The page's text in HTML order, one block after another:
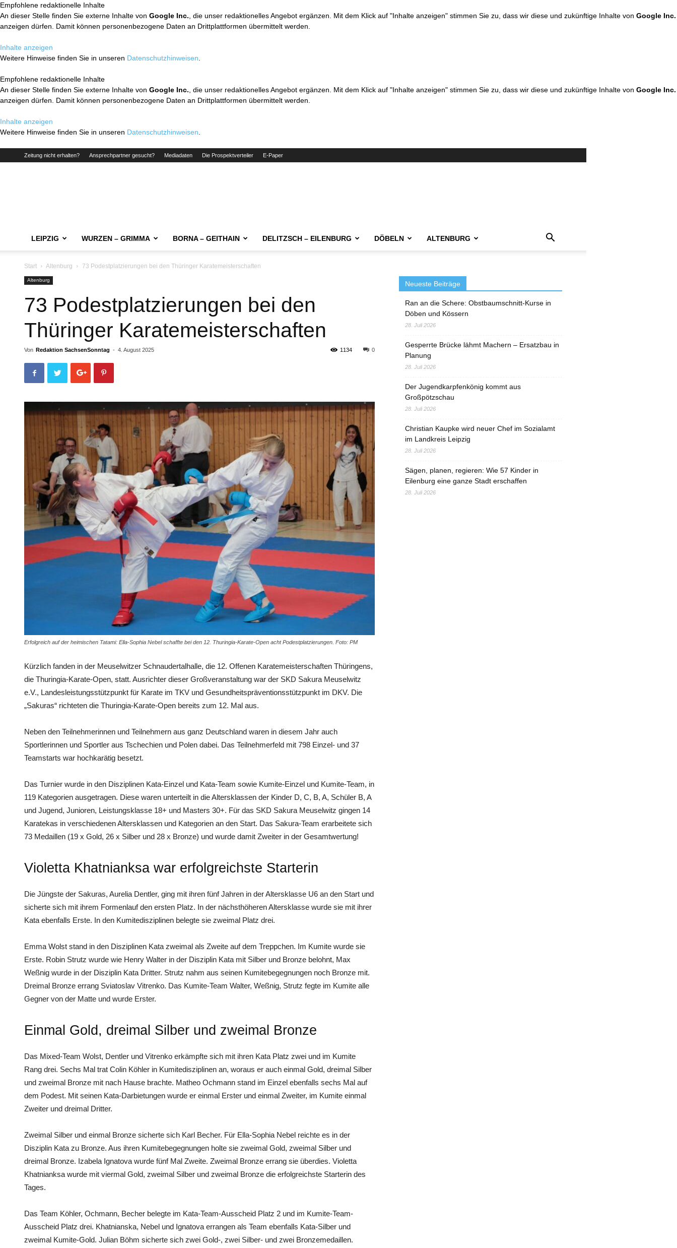
Empfohlene redaktionelle Inhalte
An dieser Stelle finden Sie externe Inhalte von Google Inc. , die unser redaktionelles Angebot ergänzen. Mit dem Klick auf "Inhalte anzeigen" stimmen Sie zu, dass wir diese und zukünftige Inhalte von Google Inc.
anzeigen dürfen. Damit können personenbezogene Daten an Drittplattformen übermittelt werden.
Inhalte anzeigen
Weitere Hinweise finden Sie in unseren Datenschutzhinweisen
Empfohlene redaktionelle Inhalte
An dieser Stelle finden Sie externe Inhalte von Google Inc. , die unser redaktionelles Angebot ergänzen. Mit dem Klick auf "Inhalte anzeigen" stimmen Sie zu, dass wir diese und zukünftige Inhalte von Google Inc.
anzeigen dürfen. Damit können personenbezogene Daten an Drittplattformen übermittelt werden.
Inhalte anzeigen
Weitere Hinweise finden Sie in unseren Datenschutzhinweisen
Zeitung nicht erhalten? Ansprechpartner gesucht? Mediadaten Die Prospektverteiler E-Paper
LEIPZIG WURZEN – GRIMMA BORNA – GEITHAIN DELITZSCH – EILENBURG DÖBELN ALTENBURG
Start Altenburg 73 Podestplatzierungen bei den Thüringer Karatemeisterschaften
Altenburg
73 Podestplatzierungen bei den
Thüringer Karatemeisterschaften
Von Redaktion SachsenSonntag - 4. August 2025 0
1134
Erfolgreich auf der heimischen Tatami: Ella-Sophia Nebel schaffte bei den 12. Thuringia-Karate-Open acht Podestplatzierungen. Foto: PM
Kürzlich fanden in der Meuselwitzer Schnaudertalhalle, die 12. Offenen Karatemeisterschaften Thüringens,
die Thuringia-Karate-Open, statt. Ausrichter dieser Großveranstaltung war der SKD Sakura Meuselwitz
e.V., Landesleistungsstützpunkt für Karate im TKV und Gesundheitspräventionsstützpunkt im DKV. Die
„Sakuras“ richteten die Thuringia-Karate-Open bereits zum 12. Mal aus.
Neben den Teilnehmerinnen und Teilnehmern aus ganz Deutschland waren in diesem Jahr auch
Sportlerinnen und Sportler aus Tschechien und Polen dabei. Das Teilnehmerfeld mit 798 Einzel- und 37
Teamstarts war hochkarätig besetzt.
Das Turnier wurde in den Disziplinen Kata-Einzel und Kata-Team sowie Kumite-Einzel und Kumite-Team, in
119 Kategorien ausgetragen. Diese waren unterteilt in die Altersklassen der Kinder D, C, B, A, Schüler B, A
und Jugend, Junioren, Leistungsklasse 18+ und Masters 30+. Für das SKD Sakura Meuselwitz gingen 14
Karatekas in verschiedenen Altersklassen und Kategorien an den Start. Das Sakura-Team erarbeitete sich
73 Medaillen (19 x Gold, 26 x Silber und 28 x Bronze) und wurde damit Zweiter in der Gesamtwertung!
Violetta Khatnianksa war erfolgreichste Starterin
Die Jüngste der Sakuras, Aurelia Dentler, ging mit ihren fünf Jahren in der Altersklasse U6 an den Start und
sicherte sich mit ihrem Formenlauf den ersten Platz. In der nächsthöheren Altersklasse wurde sie mit ihrer
Kata ebenfalls Erste. In den Kumitedisziplinen belegte sie zweimal Platz drei.
Emma Wolst stand in den Disziplinen Kata zweimal als Zweite auf dem Treppchen. Im Kumite wurde sie
Erste. Robin Strutz wurde wie Henry Walter in der Disziplin Kata mit Silber und Bronze belohnt, Max
Weßnig wurde in der Disziplin Kata Dritter. Strutz nahm aus seinen Kumitebegegnungen noch Bronze mit.
Dreimal Bronze errang Sviatoslav Vitrenko. Das Kumite-Team Walter, Weßnig, Strutz fegte im Kumite alle
Gegner von der Matte und wurde Erster.
Einmal Gold, dreimal Silber und zweimal Bronze
Das Mixed-Team Wolst, Dentler und Vitrenko erkämpfte sich mit ihren Kata Platz zwei und im Kumite
Rang drei. Sechs Mal trat Colin Köhler in Kumitedisziplinen an, woraus er auch einmal Gold, dreimal Silber
und zweimal Bronze mit nach Hause brachte. Matheo Ochmann stand im Einzel ebenfalls sechs Mal auf
dem Podest. Mit seinen Kata-Darbietungen wurde er einmal Erster und einmal Zweiter, im Kumite einmal
Zweiter und dreimal Dritter.
Zweimal Silber und einmal Bronze sicherte sich Karl Becher. Für Ella-Sophia Nebel reichte es in der
Disziplin Kata zu Bronze. Aus ihren Kumitebegegnungen holte sie zweimal Gold, zweimal Silber und
dreimal Bronze. Izabela Ignatova wurde fünf Mal Zweite. Zweimal Bronze errang sie überdies. Violetta
Khatnianksa wurde mit viermal Gold, zweimal Silber und zweimal Bronze die erfolgreichste Starterin des
Tages.
Das Team Köhler, Ochmann, Becher belegte im Kata-Team-Ausscheid Platz 2 und im Kumite-Team-
Ausscheid Platz drei. Khatnianska, Nebel und Ignatova errangen als Team ebenfalls Kata-Silber und
zweimal Kumite-Gold. Julian Böhm sicherte sich zwei Gold-, zwei Silber- und zwei Bronzemedaillen.
Neueste Beiträge
Ran an die Schere: Obstbaumschnitt-Kurse in
Döben und Kössern
28. Juli 2026
Gesperrte Brücke lähmt Machern – Ersatzbau in
Planung
28. Juli 2026
Der Jugendkarpfenkönig kommt aus
Großpötzschau
28. Juli 2026
Christian Kaupke wird neuer Chef im Sozialamt
im Landkreis Leipzig
28. Juli 2026
Sägen, planen, regieren: Wie 57 Kinder in
Eilenburg eine ganze Stadt erschaffen
28. Juli 2026